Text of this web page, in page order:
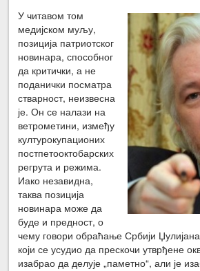
У читавом том
медијском муљу,
позиција патриотског
новинара, способног
да критички, а не
поданички посматра
стварност, неизвесна
је. Он се налази на
ветрометини, између
културокупационих
постпетооктобарских
регрута и режима.
Иако незавидна,
таква позиција
новинара може да
буде и предност, о
чему говори обраћање Србији
који се усудио да прескочи утврђене
изабрао да делује „паметно“, али је